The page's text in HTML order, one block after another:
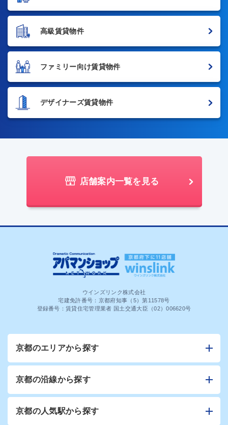
高級賃貸物件
ファミリー向け賃貸物件
デザイナーズ賃貸物件
店舗案内一覧を見る
ウインズリンク株式会社
宅建免許番号：京都府知事（5）第11578号
登録番号：賃貸住宅管理業者 国土交通大臣（02）006620号
京都のエリアから探す
京都の沿線から探す
京都の人気駅から探す